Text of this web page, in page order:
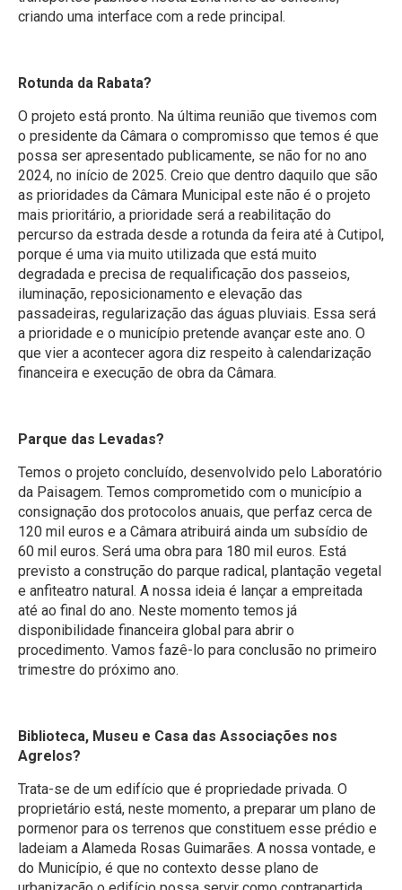
criando uma interface com a rede principal.
Rotunda da Rabata?
O projeto está pronto. Na última reunião que tivemos com
o presidente da Câmara o compromisso que temos é que
possa ser apresentado publicamente, se não for no ano
2024, no início de 2025. Creio que dentro daquilo que são
as prioridades da Câmara Municipal este não é o projeto
mais prioritário, a prioridade será a reabilitação do
percurso da estrada desde a rotunda da feira até à Cutipol,
porque é uma via muito utilizada que está muito
degradada e precisa de requalificação dos passeios,
iluminação, reposicionamento e elevação das
passadeiras, regularização das águas pluviais. Essa será
a prioridade e o município pretende avançar este ano. O
que vier a acontecer agora diz respeito à calendarização
financeira e execução de obra da Câmara.
Parque das Levadas?
Temos o projeto concluído, desenvolvido pelo Laboratório
da Paisagem. Temos comprometido com o município a
consignação dos protocolos anuais, que perfaz cerca de
120 mil euros e a Câmara atribuirá ainda um subsídio de
60 mil euros. Será uma obra para 180 mil euros. Está
previsto a construção do parque radical, plantação vegetal
e anfiteatro natural. A nossa ideia é lançar a empreitada
até ao final do ano. Neste momento temos já
disponibilidade financeira global para abrir o
procedimento. Vamos fazê-lo para conclusão no primeiro
trimestre do próximo ano.
Biblioteca, Museu e Casa das Associações nos
Agrelos?
Trata-se de um edifício que é propriedade privada. O
proprietário está, neste momento, a preparar um plano de
pormenor para os terrenos que constituem esse prédio e
ladeiam a Alameda Rosas Guimarães. A nossa vontade, e
do Município, é que no contexto desse plano de